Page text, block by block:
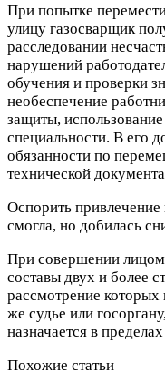
При попытке
улицу газосварщик
расследовании
нарушений
обучения и проверки
необеспечение
защиты,
специальности. В его
обязанности по
технической
Оспорить привлечение
смогла, но добилась
При совершении
составы двух и более
рассмотрение
же судье или
назначается в
Похожие статьи